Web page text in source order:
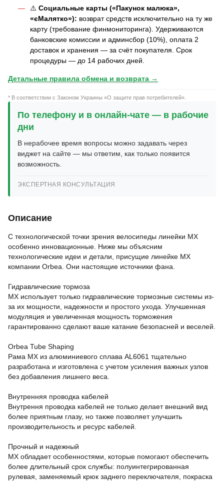
⚠️ Социальные карты («Пакунок малюка»,
«єМалятко»): возврат средств исключительно на ту же
карту (требование финмониторинга). Удерживаются
банковские комиссии и админсбор (10%), оплата 2
доставок и хранения — за счёт покупателя. Срок
процедуры — до 14 рабочих дней.
Детальные правила обмена и возврата →
* В соответствии с Законом Украины «О защите прав потребителей».
По телефону и в онлайн-чате — в рабочие
дни
В нерабочее время вопросы можно задавать через
виджет на сайте — мы ответим, как только появится
возможность.
ЭКСПЕРТНАЯ КОНСУЛЬТАЦИЯ
Описание
С технологической точки зрения велосипеды линейки MX
особенно инновационные. Ниже мы объясним
технологические идеи и детали, присущие линейке MX
компании Orbea. Они настоящие источники фана.
Гидравлические тормоза
MX использует только гидравлические тормозные системы из-
за их мощности, надежности и простого ухода. Улучшенная
модуляция и увеличенная мощность торможения
гарантированно сделают ваше катание безопасней и веселей.
Orbea Tube Shaping
Рама MX из алюминиевого сплава AL6061 тщательно
разработана и изготовлена с учетом усиления важных узлов
без добавления лишнего веса.
Внутренняя проводка кабелей
Внутрення проводка кабелей не только делает внешний вид
более приятным глазу, но также позволяет улучшить
производительность и ресурс кабелей.
Прочный и надежный
MX обладает особенностями, которые помогают обеспечить
более длительный срок службы: полуинтегрированная
рулевая, заменяемый крюк заднего переключателя, покраска